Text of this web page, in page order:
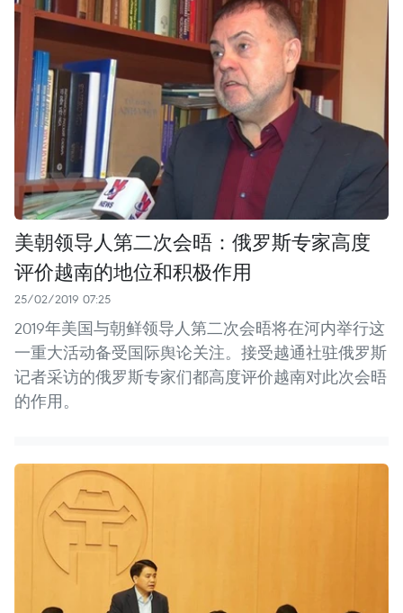
美朝领导人第二次会晤：俄罗斯专家高度
评价越南的地位和积极作用
25/02/2019 07:25
2019年美国与朝鲜领导人第二次会晤将在河内举行这
一重大活动备受国际舆论关注。接受越通社驻俄罗斯
记者采访的俄罗斯专家们都高度评价越南对此次会晤
的作用。